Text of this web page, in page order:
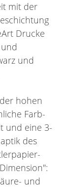
mit der
Drucke
und
hohen
Farb-
und eine 3-
des
und